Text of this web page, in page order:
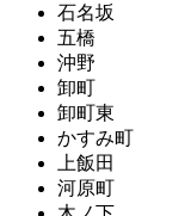
石名坂
五橋
沖野
卸町
卸町東
かすみ町
上飯田
河原町